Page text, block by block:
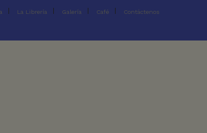
La Librería Galería Café Contáctenos